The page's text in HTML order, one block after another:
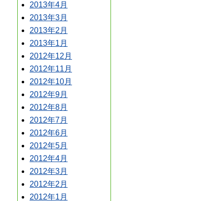
2013年4月
2013年3月
2013年2月
2013年1月
2012年12月
2012年11月
2012年10月
2012年9月
2012年8月
2012年7月
2012年6月
2012年5月
2012年4月
2012年3月
2012年2月
2012年1月